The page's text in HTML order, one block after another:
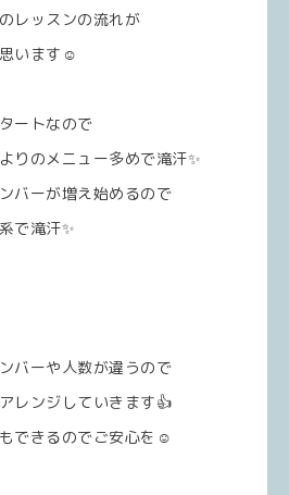
レッスンの流れが
います☺️
ートなので
りのメニュー多めで滝汗✨
バーが増え始めるので
で滝汗✨
バーや人数が違うので
レンジしていきます👍
できるのでご安心を☺️